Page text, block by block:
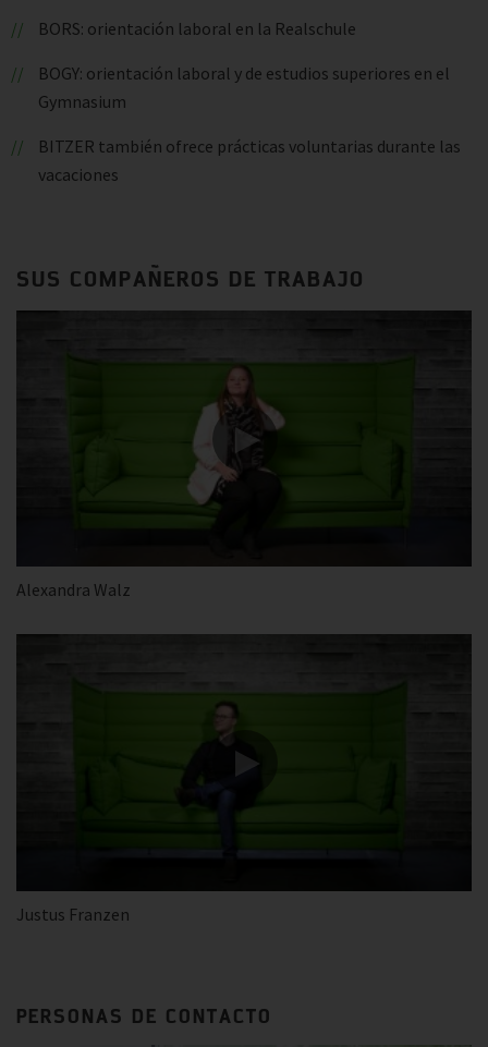
BORS: orientación laboral en la Realschule
BOGY: orientación laboral y de estudios superiores en el
Gymnasium
BITZER también ofrece prácticas voluntarias durante las
vacaciones
SUS COMPAÑEROS DE TRABAJO
Alexandra Walz
Justus Franzen
PERSONAS DE CONTACTO